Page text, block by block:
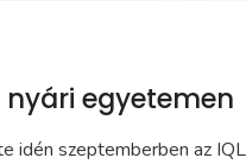
nyári egyetemen
szeptemberben az